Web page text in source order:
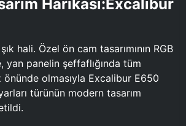
Harikası:Excalibur
hali. Özel ön cam tasarımının RGB
yan panelin şeffaflığında tüm
önünde olmasıyla Excalibur E650
türünün modern tasarım